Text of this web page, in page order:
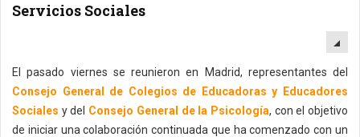
Servicios Sociales
El pasado viernes se reunieron en Madrid, representantes del
Consejo General de Colegios de Educadoras y Educadores
Sociales y del Consejo General de la Psicología, con el objetivo
de iniciar una colaboración continuada que ha comenzado con un